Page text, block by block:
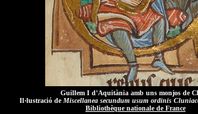
Guillem I d'Aquitània amb uns monjos de
Il·lustració de Miscellanea secundum usum ordinis
Bibliothèque nationale de France